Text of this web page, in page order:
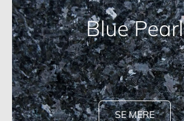
Blue Pearl
SE MERE